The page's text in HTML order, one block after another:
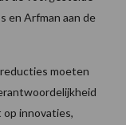
en Arfman aan de
moeten
op innovaties,